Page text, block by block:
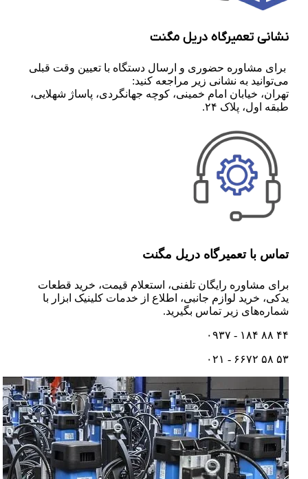
نشانی تعمیرگاه دریل مگنت
برای مشاوره حضوری و ارسال دستگاه با تعیین وقت قبلی
می‌توانید به نشانی زیر مراجعه کنید:
تهران، خیابان امام خمینی، کوچه جهانگردی، پاساژ شهلایی،
طبقه اول، پلاک ۲۴.
تماس با تعمیرگاه دریل مگنت
برای مشاوره رایگان تلفنی،‌ استعلام قیمت،‌ خرید قطعات
یدکی، خرید لوازم جانبی، اطلاع از خدمات کلینیک ابزار با
شماره‌های زیر تماس بگیرید.
۴۴ ۸۸ ۱۸۴ - ۰۹۳۷
۵۳ ۵۸ ۶۶۷۲ - ۰۲۱